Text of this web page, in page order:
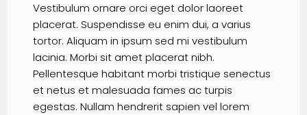
Vestibulum ornare orci eget dolor laoreet
placerat. Suspendisse eu enim dui, a varius
tortor. Aliquam in ipsum sed mi vestibulum
lacinia. Morbi sit amet placerat nibh.
Pellentesque habitant morbi tristique senectus
et netus et malesuada fames ac turpis
egestas. Nullam hendrerit sapien vel lorem